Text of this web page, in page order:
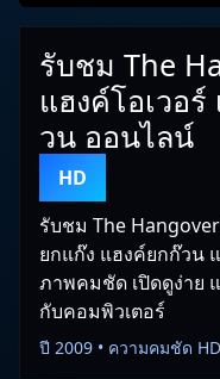
รับชม The
แฮงค์โอเวอ
วน ออนไลน์
HD
รับชม The Hangover
ยกแก๊ง แฮงค์ยกก๊วน
ภาพคมชัด เปิดดูง่าย
กับคอมพิวเตอร์
ปี 2009 • ความคมชัด